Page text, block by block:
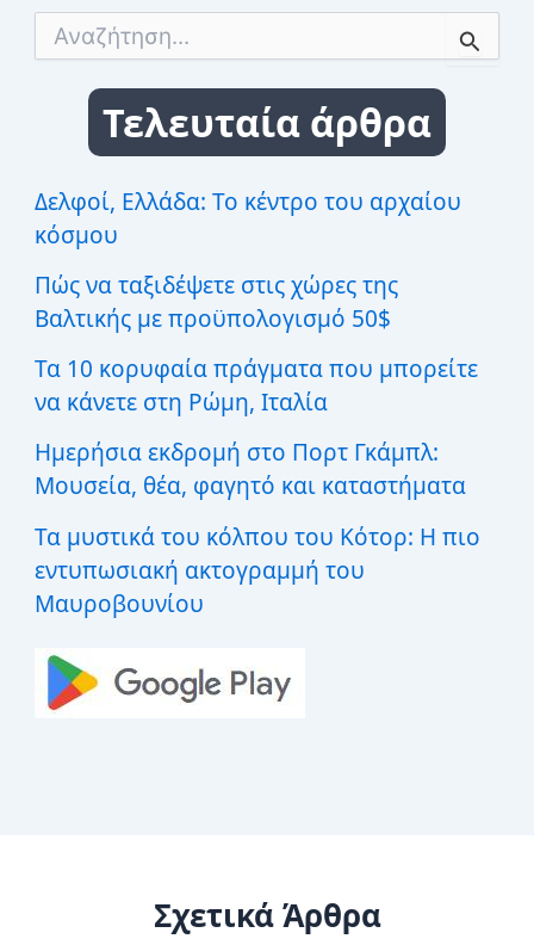
σ
η
γ
α
:
Τελευταία άρθρα
Δελφοί, Ελλάδα: Το κέντρο του αρχαίου
κόσμου
Πώς να ταξιδέψετε στις χώρες της
Βαλτικής με προϋπολογισμό 50$
Τα 10 κορυφαία πράγματα που μπορείτε
να κάνετε στη Ρώμη, Ιταλία
Ημερήσια εκδρομή στο Πορτ Γκάμπλ:
Μουσεία, θέα, φαγητό και καταστήματα
Τα μυστικά του κόλπου του Κότορ: Η πιο
εντυπωσιακή ακτογραμμή του
Μαυροβουνίου
Σχετικά Άρθρα